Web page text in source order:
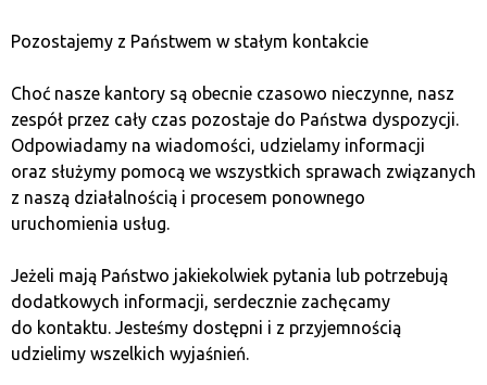
Wyślemy do Ciebie miesięcznepodsumowania
wydarzeń ze świata kryptowalut,bieżące aktualności
orazinformacje o prowadzonych przez nas
Pozostajemy z Państwem w stałym kontakcie
Choć nasze kantory są obecnie czasowo nieczynne, nasz
zespół przez cały czas pozostaje do Państwa dyspozycji.
Odpowiadamy na wiadomości, udzielamy informacji
oraz służymy pomocą we wszystkich sprawach związanych
z naszą działalnością i procesem ponownego
uruchomienia usług.
Jeżeli mają Państwo jakiekolwiek pytania lub potrzebują
dodatkowych informacji, serdecznie zachęcamy
do kontaktu. Jesteśmy dostępni i z przyjemnością
udzielimy wszelkich wyjaśnień.